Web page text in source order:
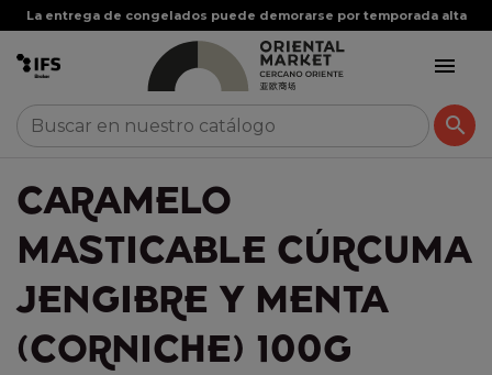
La entrega de congelados puede demorarse por temporada alta


CARAMELO
MASTICABLE CÚRCUMA
JENGIBRE Y MENTA
(CORNICHE) 100G